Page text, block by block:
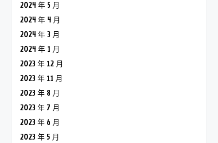
2024 年 5 月
2024 年 4 月
2024 年 3 月
2024 年 1 月
2023 年 12 月
2023 年 11 月
2023 年 8 月
2023 年 7 月
2023 年 6 月
2023 年 5 月